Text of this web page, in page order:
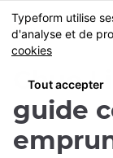
Skip
to
main
MENU
Chuo
guide